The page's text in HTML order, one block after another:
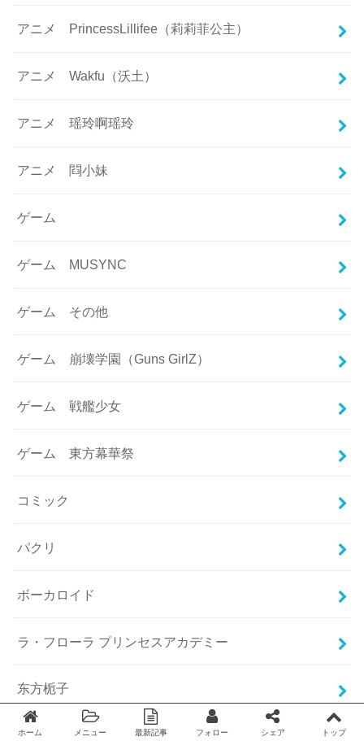
アニメ PrincessLillifee（莉莉菲公主）
アニメ Wakfu（沃土）
アニメ 瑶玲啊瑶玲
アニメ 閰小妹
ゲーム
ゲーム MUSYNC
ゲーム その他
ゲーム 崩壊学園（Guns GirlZ）
ゲーム 戦艦少女
ゲーム 東方幕華祭
コミック
パクリ
ボーカロイド
ラ・フローラ プリンセスアカデミー
东方栀子
中国・台湾コミック
ホーム メニュー 最新記事 フォロー シェア トップ
Twitter facebook